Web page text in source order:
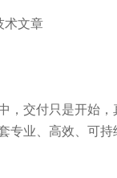
术文章
，交付只是开始，
专业、高效、可持